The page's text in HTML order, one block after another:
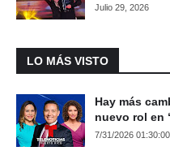
Julio 29, 2026
LO MÁS VISTO
Hay más
nuevo rol en
7/31/2026 01:30:00